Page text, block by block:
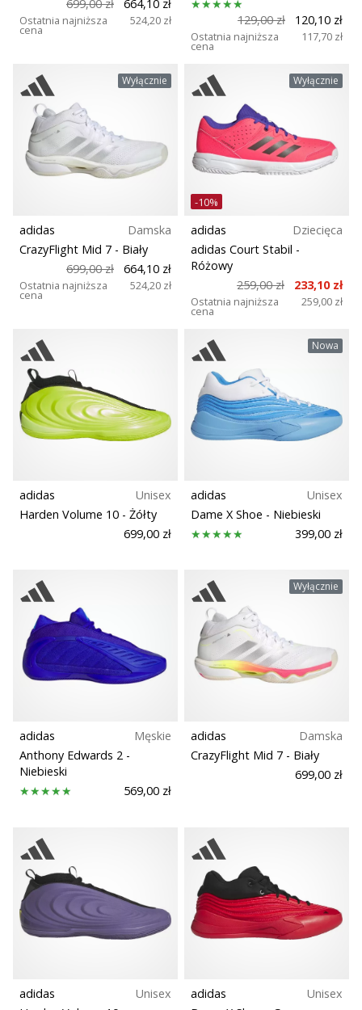
699,00 zł 664,10 zł
Ostatnia najniższa
cena
524,20 zł 129,00 zł 120,10 zł
Ostatnia najniższa
cena
117,70 zł
Wyłącznie
adidas
Damska
CrazyFlight Mid 7 - Biały
699,00 zł
664,10 zł
Ostatnia najniższa
cena
524,20 zł
Wyłącznie
-10%
adidas
Dziecięca
adidas Court Stabil -
Różowy
259,00 zł
233,10 zł
Ostatnia najniższa
cena
259,00 zł
adidas
Unisex
Harden Volume 10 - Żółty
699,00 zł
Nowa
adidas
Unisex
Dame X Shoe - Niebieski
399,00 zł
adidas
Męskie
Anthony Edwards 2 -
Niebieski
569,00 zł
Wyłącznie
adidas
Damska
CrazyFlight Mid 7 - Biały
699,00 zł
adidas
Unisex
adidas
Unisex